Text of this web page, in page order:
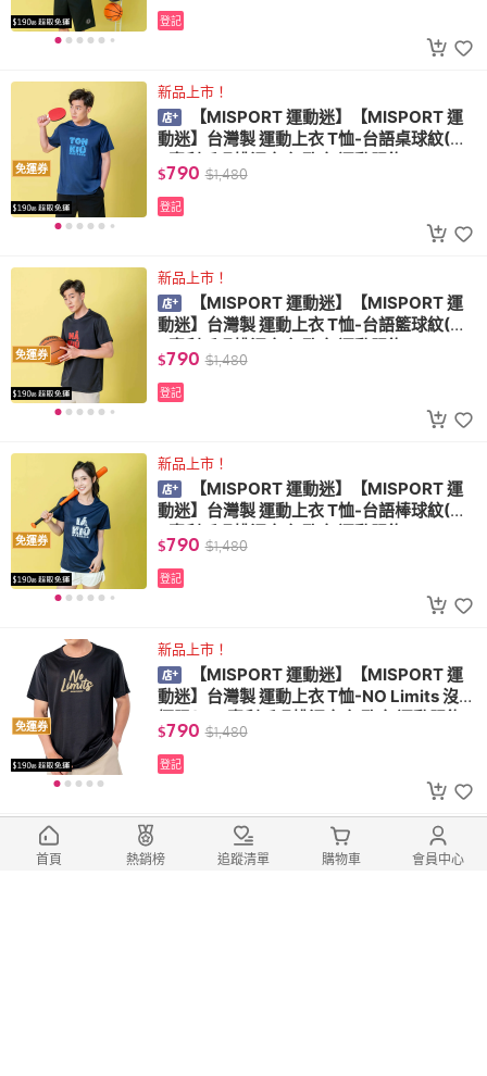
登記
免運券
新品上市！
【MISPORT 運動迷】【MISPORT 運
動迷】台灣製 運動上衣 T恤-台語桌球紋(MI
$790 $1,480
登記
免運券
新品上市！
【MISPORT 運動迷】【MISPORT 運
動迷】台灣製 運動上衣 T恤-台語籃球紋(MI
$790 $1,480
登記
免運券
新品上市！
【MISPORT 運動迷】【MISPORT 運
動迷】台灣製 運動上衣 T恤-台語棒球紋(MI
$790 $1,480
登記
免運券
新品上市！
【MISPORT 運動迷】【MISPORT 運
動迷】台灣製 運動上衣 T恤-NO Limits 沒有
$790 $1,480
登記
【MISPORT 運動迷】【MISPORT 運
首頁 熱銷榜 追蹤清單 購物車 會員中心